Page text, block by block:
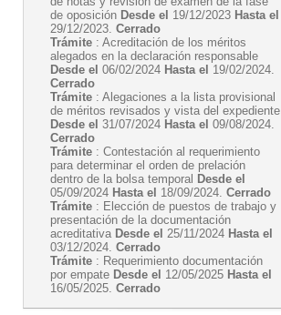
de oposición Desde el 19/12/2023 Hasta el
29/12/2023. Cerrado
Trámite : Acreditación de los méritos
alegados en la declaración responsable
Desde el 06/02/2024 Hasta el 19/02/2024.
Cerrado
Trámite : Alegaciones a la lista provisional
de méritos revisados y vista del expediente
Desde el 31/07/2024 Hasta el 09/08/2024.
Cerrado
Trámite : Contestación al requerimiento
para determinar el orden de prelación
dentro de la bolsa temporal Desde el
05/09/2024 Hasta el 18/09/2024. Cerrado
Trámite : Elección de puestos de trabajo y
presentación de la documentación
acreditativa Desde el 25/11/2024 Hasta el
03/12/2024. Cerrado
Trámite : Requerimiento documentación
por empate Desde el 12/05/2025 Hasta el
16/05/2025. Cerrado